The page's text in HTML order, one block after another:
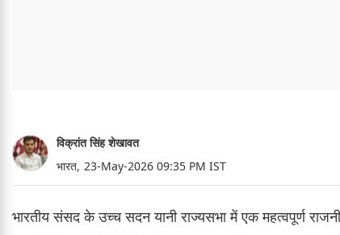
विक्रांत सिंह शेखावत
भारत, 23-May-2026 09:35 PM IST
भारतीय संसद के उच्च सदन यानी राज्यसभा में एक महत्वपूर्ण